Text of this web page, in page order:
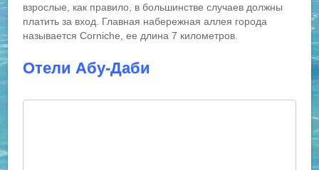
взрослые, как правило, в большинстве случаев должны
платить за вход. Главная набережная аллея города
называется Corniche, ее длина 7 километров.
Отели Абу-Даби